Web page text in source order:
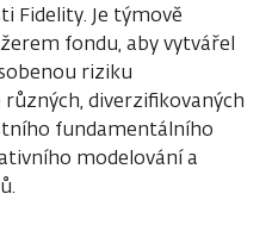
Fidelity. Je týmově
fondu, aby vytvářel
riziku
diverzifikovaných
fundamentálního
modelování a